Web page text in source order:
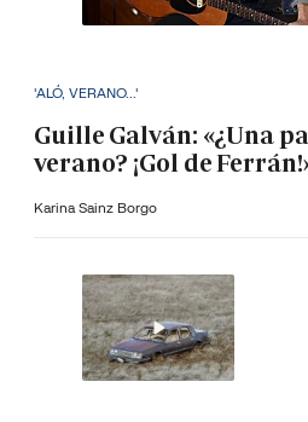
'ALÓ, VERANO...'
Guille Galván: «¿Una
verano? ¡Gol de
Karina Sainz Borgo